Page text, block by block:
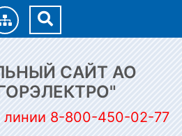
САЙТ АО
линии 8-800-450-02-77